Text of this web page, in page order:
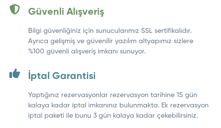
Güvenli Alışveriş
Bilgi güvenliğiniz için sunucularımız SSL sertifikalıdır.
Ayrıca gelişmiş ve güvenilir yazılım altyapımız sizlere
%100 güvenli alışveriş imkanı sunuyor.
İptal Garantisi
Yaptığınız rezervasyonlar rezervasyon tarihine 15 gün
kalaya kadar iptal imkanınız bulunmakta. Ek rezervasyon
iptal paketi ile bunu 3 gün kalaya kadar çekebilirsiniz.